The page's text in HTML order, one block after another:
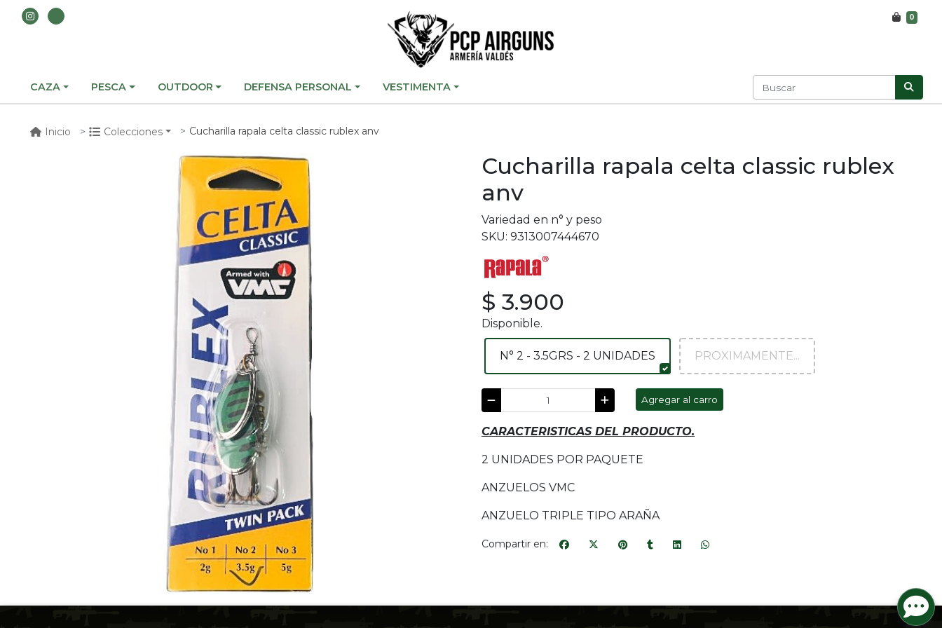
0
CAZA PESCA OUTDOOR DEFENSA PERSONAL VESTIMENTA
Inicio Colecciones Cucharilla rapala celta classic rublex anv
Cucharilla rapala celta classic rublex
anv
Variedad en n° y peso
SKU: 9313007444670
$ 3.900
Disponible.
N° 2 - 3.5GRS - 2 UNIDADES PROXIMAMENTE...
Agregar al carro
CARACTERISTICAS DEL PRODUCTO.
2 UNIDADES POR PAQUETE
ANZUELOS VMC
ANZUELO TRIPLE TIPO ARAÑA
Compartir en: